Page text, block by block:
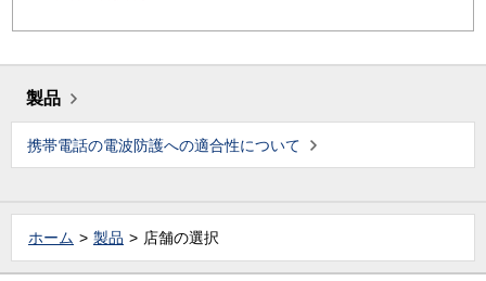
製品
携帯電話の電波防護への適合性について
ホーム 製品 店舗の選択